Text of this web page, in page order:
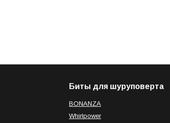
Биты для шуруповерта
BONANZA
Whirlpower